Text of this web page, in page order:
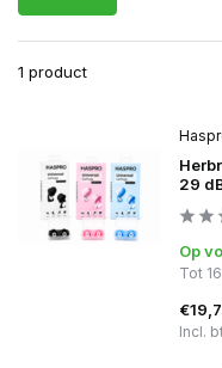
1 product
29
Op
Tot
Incl.